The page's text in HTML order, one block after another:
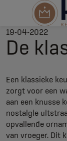
19-04-2022
De
Een klassieke
zorgt voor een
aan een knusse
nostalgie
opvallende
van vroeger. Dit